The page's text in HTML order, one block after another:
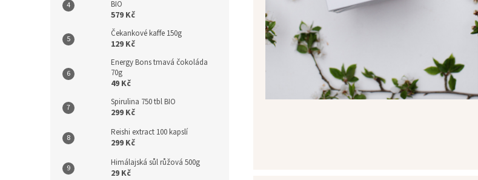
BIO
579 Kč
Čekankové kaffe 150g
129 Kč
Energy Bons tmavá čokoláda
70g
49 Kč
Spirulina 750 tbl BIO
299 Kč
Reishi extract 100 kapslí
299 Kč
Himálajská sůl růžová 500g
29 Kč